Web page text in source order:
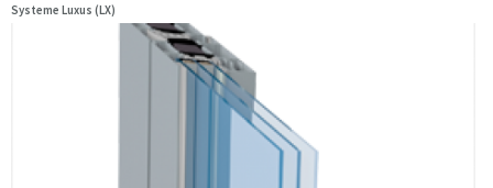
Systeme Luxus (LX)